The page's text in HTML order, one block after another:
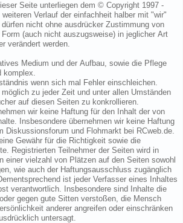
Seite unterliegen dem © Copyright 1997 -
Verlauf der einfachheit halber mit "wir"
nicht ohne ausdrücker Zustimmung von
Form (auch nicht auszugsweise) in jeglicher Art
verändert werden.
Medium und der Aufbau, sowie die Pflege
komplex.
wenn sich mal Fehler einschleichen.
zu jeder Zeit und unter allen Umständen
auf diesen Seiten zu konkrollieren.
wir keine Haftung für den Inhalt der von
Insbesondere übernehmen wir keine Haftung
Diskussionsforum und Flohmarkt bei RCweb.de.
Gewähr für die Richtigkeit sowie die
Registrierten Teilnehmer der Seiten wird in
einer vielzahl von Plätzen auf den Seiten sowohl
wie auch der Haftungsausschluss zugänglich
ist jeder Verfasser eines Inhaltes
verantwortlich. Insbesondere sind Inhalte die
gegen gute Sitten verstoßen, die Mensch
anderer angreifen oder einschränken
untersagt.